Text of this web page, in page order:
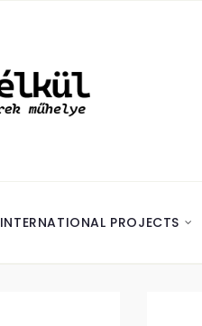
INTERNATIONAL PROJECTS